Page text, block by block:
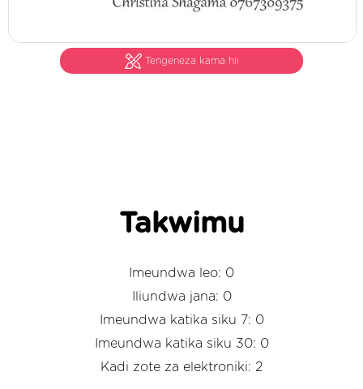
Tengeneza kama hii
Takwimu
Imeundwa leo: 0
Iliundwa jana: 0
Imeundwa katika siku 7: 0
Imeundwa katika siku 30: 0
Kadi zote za elektroniki: 2